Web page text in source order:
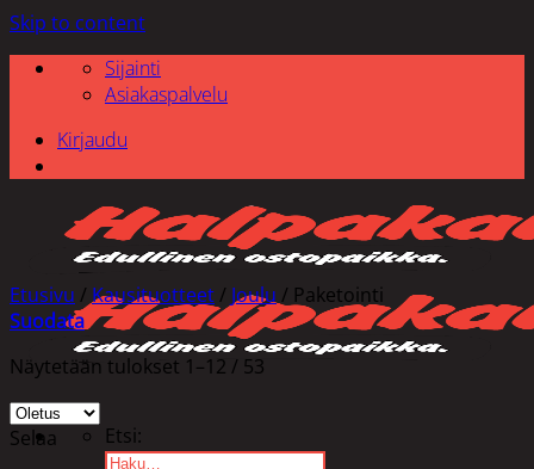
Skip to content
Sijainti
Asiakaspalvelu
Kirjaudu
Etsi:
Etusivu / Kausituotteet / Joulu / Paketointi
Suodata
Näytetään tulokset 1–12 / 53
Selaa